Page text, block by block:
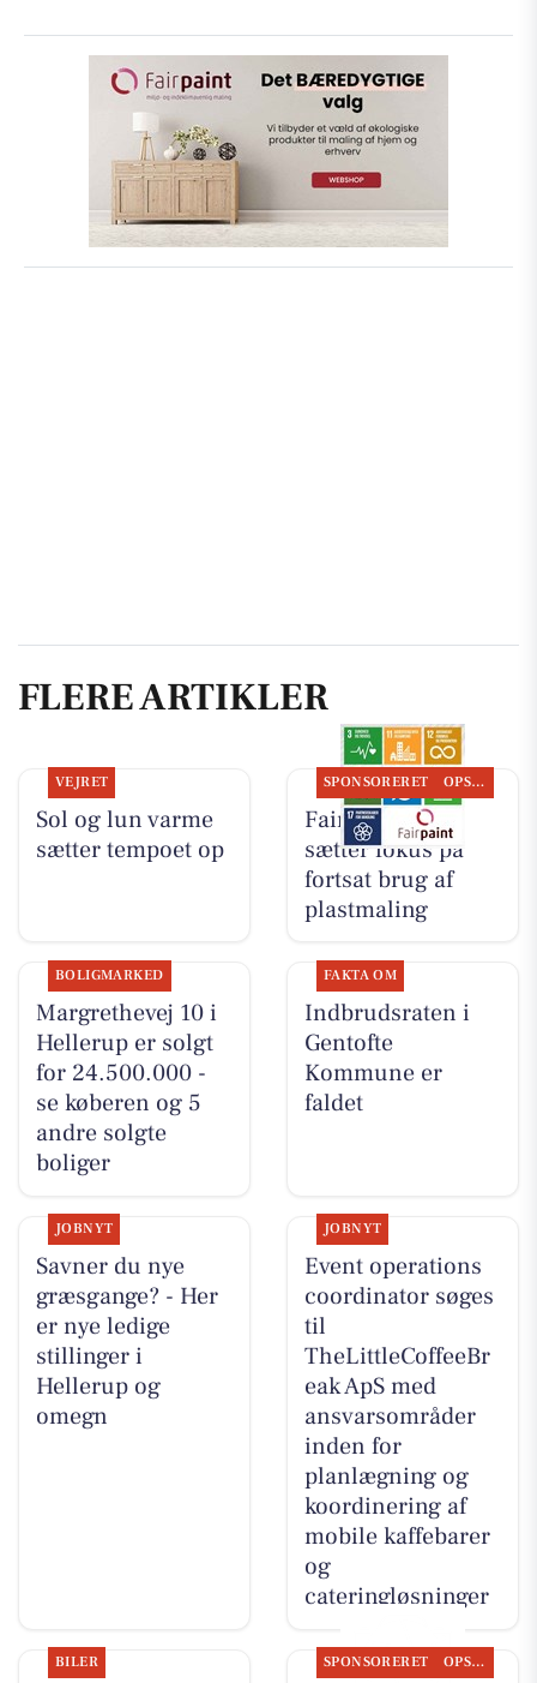
FLERE ARTIKLER
VEJRET
Sol og lun varme
sætter tempoet op
SPONSORERET OPSLAGSTAVLEN
Fairpaint ApS
sætter fokus på
fortsat brug af
plastmaling
BOLIGMARKED
Margrethevej 10 i
Hellerup er solgt
for 24.500.000 -
se køberen og 5
andre solgte
boliger
FAKTA OM
Indbrudsraten i
Gentofte
Kommune er
faldet
JOBNYT
Savner du nye
græsgange? - Her
er nye ledige
stillinger i
Hellerup og
omegn
JOBNYT
Event operations
coordinator søges
til
TheLittleCoffeeBr
eak ApS med
ansvarsområder
inden for
planlægning og
koordinering af
mobile kaffebarer
og
cateringløsninger
BILER SPONSORERET OPSLAGSTAVLEN